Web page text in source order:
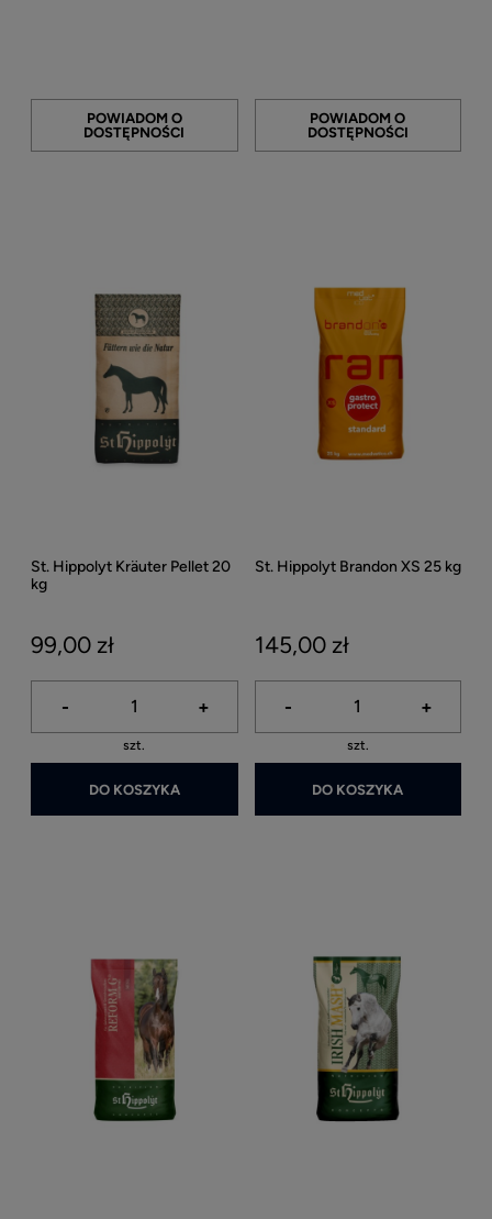
POWIADOM O
DOSTĘPNOŚCI
POWIADOM O
DOSTĘPNOŚCI
St. Hippolyt Kräuter Pellet 20
kg
99,00 zł
- +
szt.
DO KOSZYKA
St. Hippolyt Brandon XS 25 kg
145,00 zł
- +
szt.
DO KOSZYKA